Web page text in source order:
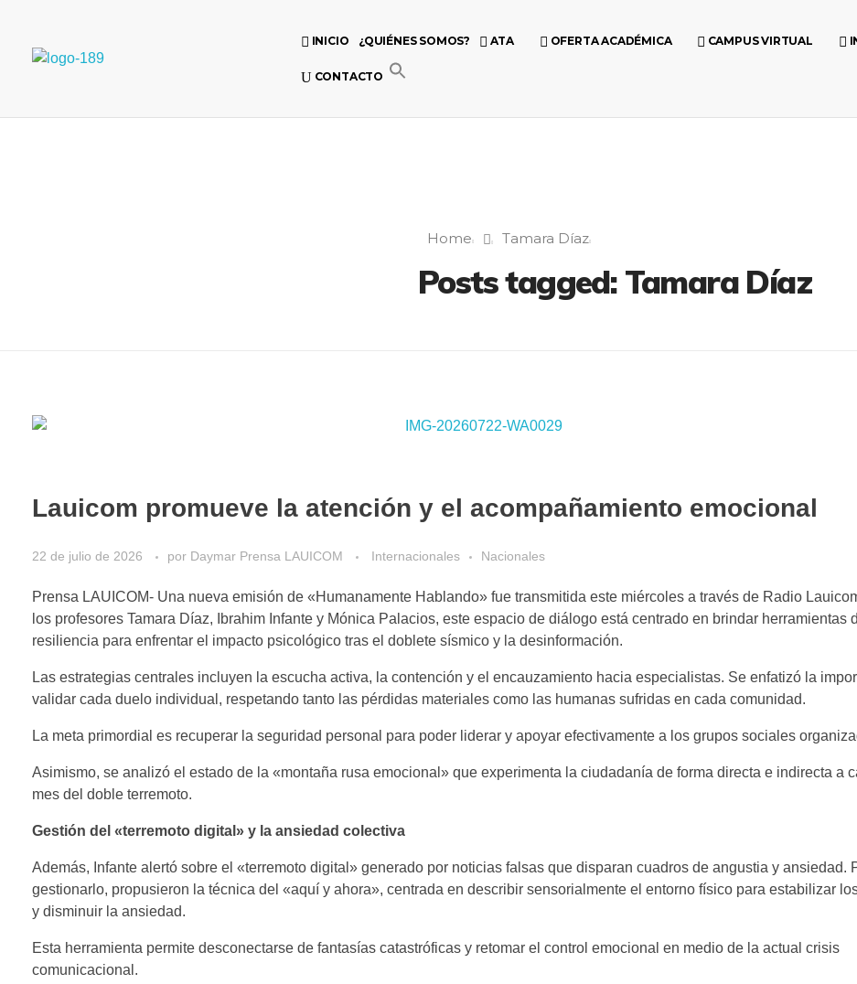
INICIO ¿QUIÉNES SOMOS? ATA OFERTA ACADÉMICA CAMPUS VIRTUAL
CONTACTO
Home Tamara Díaz
Posts tagged: Tamara Díaz
Lauicom promueve la atención y el acompañamiento emocional
22 de julio de 2026 por Daymar Prensa LAUICOM Internacionales Nacionales
Prensa LAUICOM- Una nueva emisión de «Humanamente Hablando» fue transmitida este miércoles a través de Radio
los profesores Tamara Díaz, Ibrahim Infante y Mónica Palacios, este espacio de diálogo está centrado en brindar herramientas
resiliencia para enfrentar el impacto psicológico tras el doblete sísmico y la desinformación.
Las estrategias centrales incluyen la escucha activa, la contención y el encauzamiento hacia especialistas. Se enfatizó la
validar cada duelo individual, respetando tanto las pérdidas materiales como las humanas sufridas en cada comunidad.
La meta primordial es recuperar la seguridad personal para poder liderar y apoyar efectivamente a los grupos sociales
Asimismo, se analizó el estado de la «montaña rusa emocional» que experimenta la ciudadanía de forma directa e indirecta a
mes del doble terremoto.
Gestión del «terremoto digital» y la ansiedad colectiva
Además, Infante alertó sobre el «terremoto digital» generado por noticias falsas que disparan cuadros de angustia y ansiedad.
gestionarlo, propusieron la técnica del «aquí y ahora», centrada en describir sensorialmente el entorno físico para estabilizar
y disminuir la ansiedad.
Esta herramienta permite desconectarse de fantasías catastróficas y retomar el control emocional en medio de la actual crisis
comunicacional.